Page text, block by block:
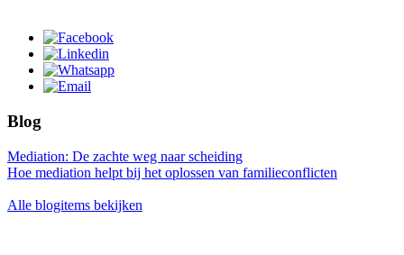
Blog
Mediation: De zachte weg naar scheiding
Hoe mediation helpt bij het oplossen van familieconflicten
Alle blogitems bekijken